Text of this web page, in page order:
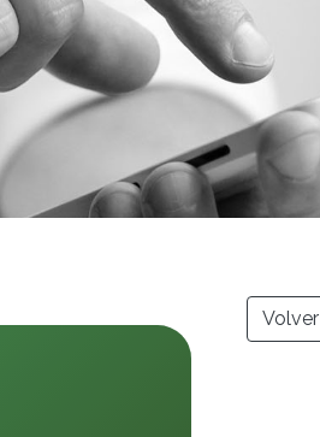
Volver